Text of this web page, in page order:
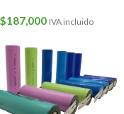
$187,000 IVA incluido